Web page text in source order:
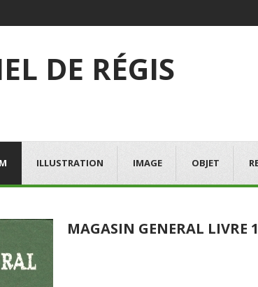
DE RÉGIS
ILLUSTRATION IMAGE OBJET
MAGASIN GENERAL LIVRE 1